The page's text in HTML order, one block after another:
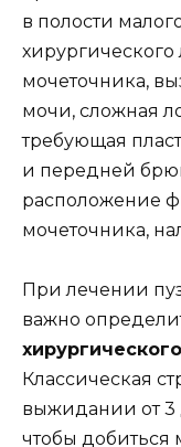
в полости
мочеточника,
мочи, сложная
требующая
и передней
расположение
мочеточника,
При лечении
важно
Классическая
выжидании от 3
чтобы добиться